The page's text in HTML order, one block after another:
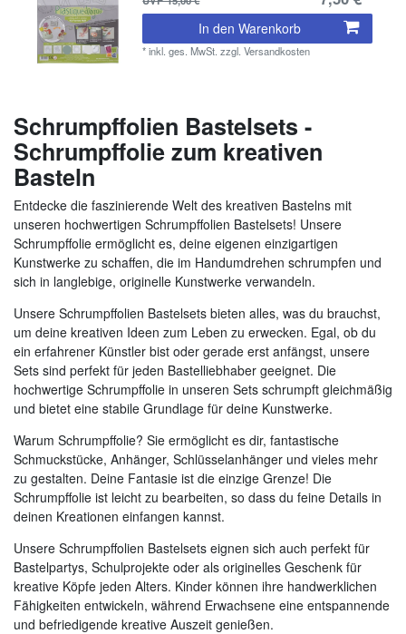
In den Warenkorb
*inkl. ges. MwSt. zzgl.Versandkosten
Schrumpffolien Bastelsets -
Schrumpffolie zum kreativen
Basteln
Entdecke die faszinierende Welt des kreativen Bastelns mit
unseren hochwertigen Schrumpffolien Bastelsets! Unsere
Schrumpffolie ermöglicht es, deine eigenen einzigartigen
Kunstwerke zu schaffen, die im Handumdrehen schrumpfen und
sich in langlebige, originelle Kunstwerke verwandeln.
Unsere Schrumpffolien Bastelsets bieten alles, was du brauchst,
um deine kreativen Ideen zum Leben zu erwecken. Egal, ob du
ein erfahrener Künstler bist oder gerade erst anfängst, unsere
Sets sind perfekt für jeden Bastelliebhaber geeignet. Die
hochwertige Schrumpffolie in unseren Sets schrumpft gleichmäßig
und bietet eine stabile Grundlage für deine Kunstwerke.
Warum Schrumpffolie? Sie ermöglicht es dir, fantastische
Schmuckstücke, Anhänger, Schlüsselanhänger und vieles mehr
zu gestalten. Deine Fantasie ist die einzige Grenze! Die
Schrumpffolie ist leicht zu bearbeiten, so dass du feine Details in
deinen Kreationen einfangen kannst.
Unsere Schrumpffolien Bastelsets eignen sich auch perfekt für
Bastelpartys, Schulprojekte oder als originelles Geschenk für
kreative Köpfe jeden Alters. Kinder können ihre handwerklichen
Fähigkeiten entwickeln, während Erwachsene eine entspannende
und befriedigende kreative Auszeit genießen.